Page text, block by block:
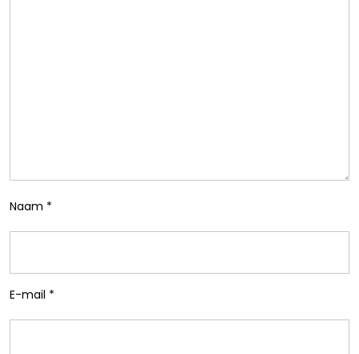
Naam *
E-mail *